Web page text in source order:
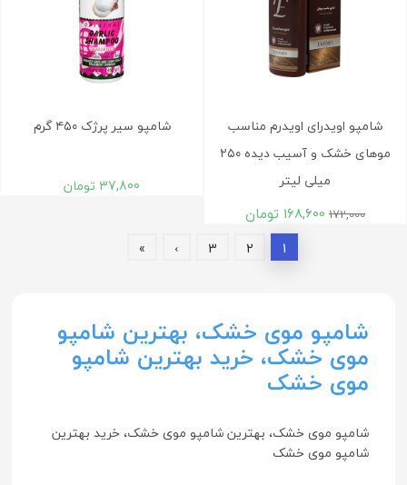
شامپو اویدرای اویدرم مناسب
موهای خشک و آسیب دیده ۲۵۰
میلی لیتر
172,000
168,600 تومان
شامپو سیر پرژک ۴۵۰ گرم
37,800 تومان
1
2
3
›
»
شامپو موی خشک، بهترین شامپو
موی خشک، خرید بهترین شامپو
موی خشک
شامپو موی خشک، بهترین شامپو موی خشک، خرید بهترین
شامپو موی خشک